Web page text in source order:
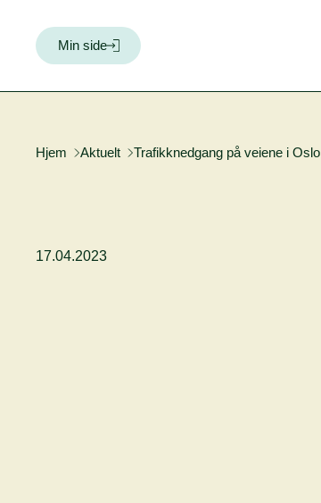
Min side
Hjem Aktuelt Trafikknedgang på veiene i Oslo
17.04.2023